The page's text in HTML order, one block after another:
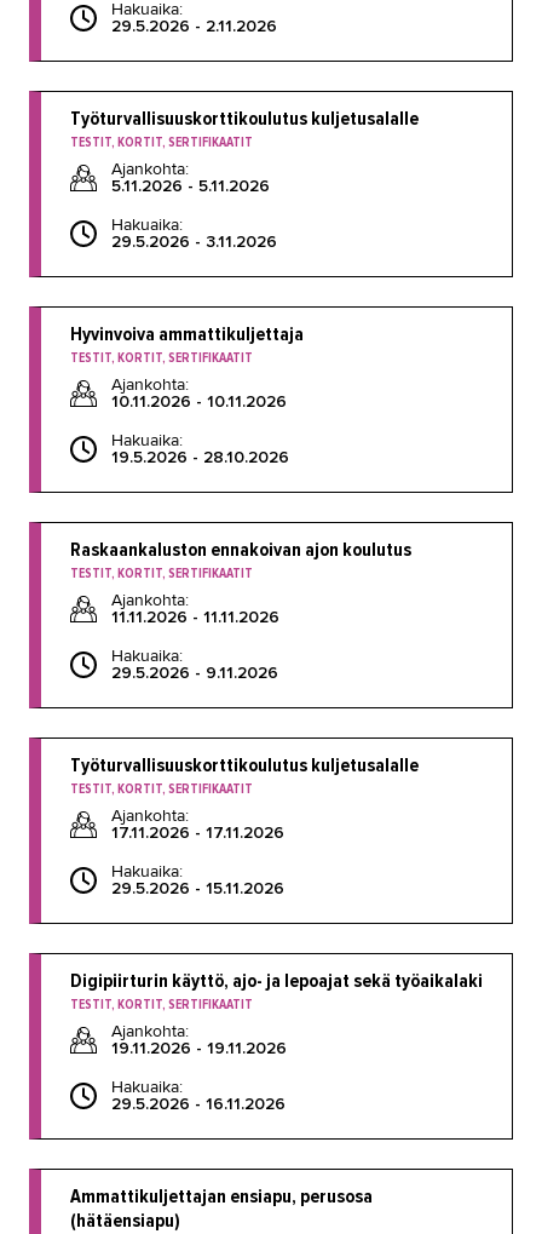
Hakuaika:
29.5.2026 - 2.11.2026
Työturvallisuuskorttikoulutus kuljetusalalle
TESTIT, KORTIT, SERTIFIKAATIT
Ajankohta:
5.11.2026 - 5.11.2026
Hakuaika:
29.5.2026 - 3.11.2026
Hyvinvoiva ammattikuljettaja
TESTIT, KORTIT, SERTIFIKAATIT
Ajankohta:
10.11.2026 - 10.11.2026
Hakuaika:
19.5.2026 - 28.10.2026
Raskaankaluston ennakoivan ajon koulutus
TESTIT, KORTIT, SERTIFIKAATIT
Ajankohta:
11.11.2026 - 11.11.2026
Hakuaika:
29.5.2026 - 9.11.2026
Työturvallisuuskorttikoulutus kuljetusalalle
TESTIT, KORTIT, SERTIFIKAATIT
Ajankohta:
17.11.2026 - 17.11.2026
Hakuaika:
29.5.2026 - 15.11.2026
Digipiirturin käyttö, ajo- ja lepoajat sekä työaikalaki
TESTIT, KORTIT, SERTIFIKAATIT
Ajankohta:
19.11.2026 - 19.11.2026
Hakuaika:
29.5.2026 - 16.11.2026
Ammattikuljettajan ensiapu, perusosa
(hätäensiapu)